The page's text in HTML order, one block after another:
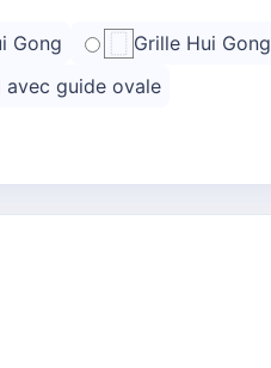
Gong
Grille Hui Gong
avec guide ovale